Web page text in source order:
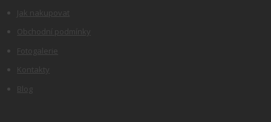
Jak nakupovat
Obchodní podmínky
Fotogalerie
Kontakty
Blog